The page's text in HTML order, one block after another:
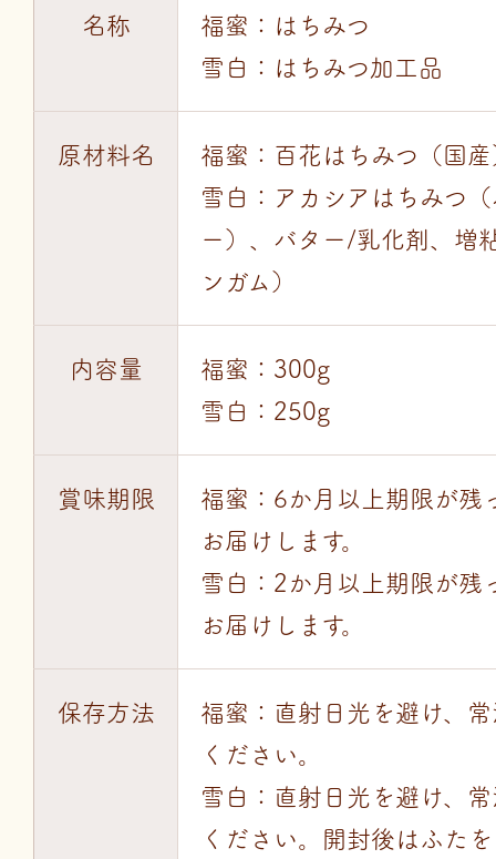
名称
福蜜：はちみつ
雪白：はちみつ加工品
原材料名
福蜜：百花はちみつ（国
雪白：アカシアはちみつ
ー）、バター/乳化剤、増
ンガム）
内容量
福蜜：300g
雪白：250g
賞味期限
福蜜：6か月以上期限が残
お届けします。
雪白：2か月以上期限が残
お届けします。
保存方法
福蜜：直射日光を避け、
ください。
雪白：直射日光を避け、
ください。開封後はふた